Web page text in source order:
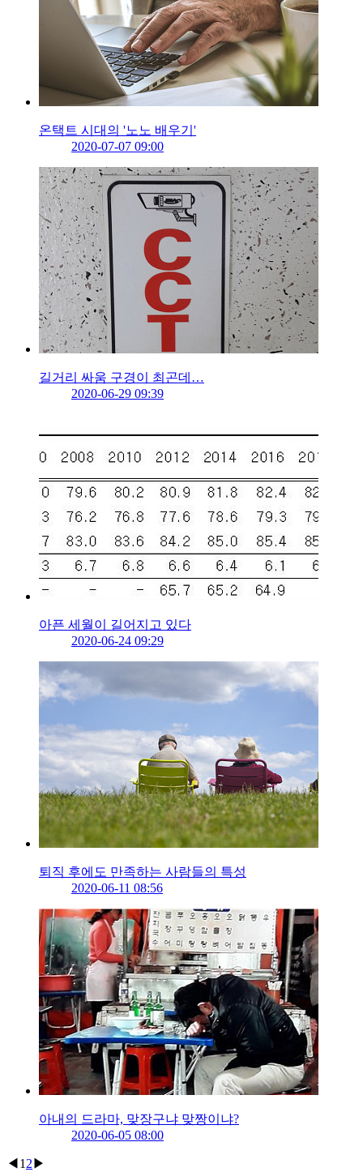
온택트 시대의 '노노 배우기'
2020-07-07 09:00
길거리 싸움 구경이 최곤데…
2020-06-29 09:39
아픈 세월이 길어지고 있다
2020-06-24 09:29
퇴직 후에도 만족하는 사람들의 특성
2020-06-11 08:56
아내의 드라마, 맞장구냐 맞짱이냐?
2020-06-05 08:00
◀ 1 2 ▶